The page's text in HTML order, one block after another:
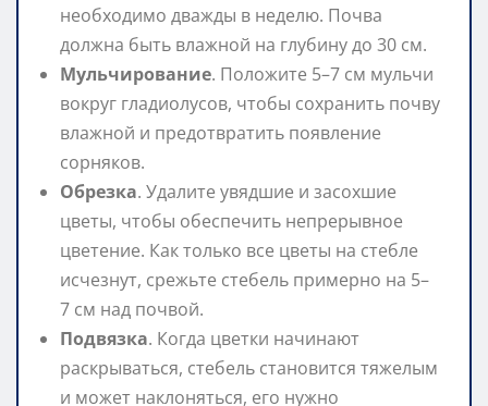
необходимо дважды в неделю. Почва
должна быть влажной на глубину до 30 см.
Мульчирование. Положите 5–7 см мульчи
вокруг гладиолусов, чтобы сохранить почву
влажной и предотвратить появление
сорняков.
Обрезка. Удалите увядшие и засохшие
цветы, чтобы обеспечить непрерывное
цветение. Как только все цветы на стебле
исчезнут, срежьте стебель примерно на 5–
7 см над почвой.
Подвязка. Когда цветки начинают
раскрываться, стебель становится тяжелым
и может наклоняться, его нужно